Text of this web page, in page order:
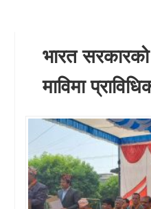
खेलकुद
प्रवास/
विश्व
भारत
माविमा